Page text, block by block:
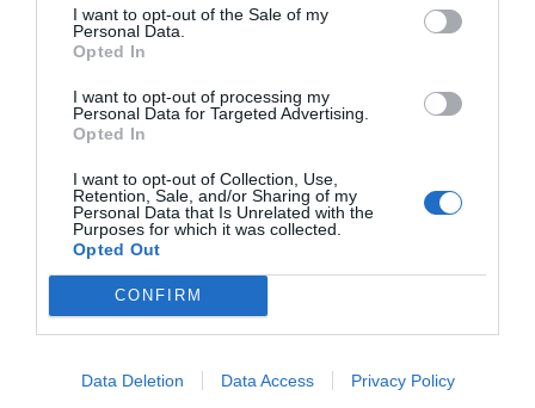
I want to opt-out of the Sale of my
Personal Data.
Opted In
I want to opt-out of processing my
Personal Data for Targeted Advertising.
Opted In
I want to opt-out of Collection, Use,
Retention, Sale, and/or Sharing of my
Personal Data that Is Unrelated with the
Purposes for which it was collected.
Opted Out
CONFIRM
Data Deletion Data Access Privacy Policy
Ο ΚΑΙΡΟΣ